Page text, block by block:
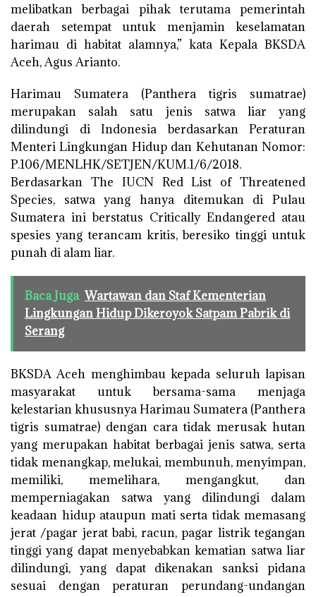
melibatkan berbagai pihak terutama pemerintah
daerah setempat untuk menjamin keselamatan
harimau di habitat alamnya,” kata Kepala BKSDA
Aceh, Agus Arianto.
Harimau Sumatera (Panthera tigris sumatrae)
merupakan salah satu jenis satwa liar yang
dilindungi di Indonesia berdasarkan Peraturan
Menteri Lingkungan Hidup dan Kehutanan Nomor:
P.106/MENLHK/SETJEN/KUM.1/6/2018.
Berdasarkan The IUCN Red List of Threatened
Species, satwa yang hanya ditemukan di Pulau
Sumatera ini berstatus Critically Endangered atau
spesies yang terancam kritis, beresiko tinggi untuk
punah di alam liar.
Baca Juga Wartawan dan Staf Kementerian
Lingkungan Hidup Dikeroyok Satpam Pabrik di
Serang
BKSDA Aceh menghimbau kepada seluruh lapisan
masyarakat untuk bersama-sama menjaga
kelestarian khususnya Harimau Sumatera (Panthera
tigris sumatrae) dengan cara tidak merusak hutan
yang merupakan habitat berbagai jenis satwa, serta
tidak menangkap, melukai, membunuh, menyimpan,
memiliki, memelihara, mengangkut, dan
memperniagakan satwa yang dilindungi dalam
keadaan hidup ataupun mati serta tidak memasang
jerat /pagar jerat babi, racun, pagar listrik tegangan
tinggi yang dapat menyebabkan kematian satwa liar
dilindungi, yang dapat dikenakan sanksi pidana
sesuai dengan peraturan perundang-undangan